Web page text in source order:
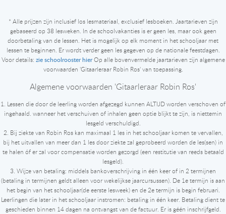
* Alle prijzen zijn inclusief los lesmateriaal, exclusief lesboeken. Jaartarieven zijn
gebaseerd op 38 lesweken. In de schoolvakanties is er geen les, maar ook geen
doorbetaling van de lessen. Het is mogelijk op elk moment in het schooljaar met
lessen te beginnen. Er wordt verder geen les gegeven op de nationale feestdagen.
Voor details: zie schoolrooster hierOp alle bovenvermelde jaartarieven zijn algemene
voorwaarden 'Gitaarleraar Robin Ros' van toepassing.
Algemene voorwaarden 'Gitaarleraar Robin Ros'
1. Lessen die door de leerling worden afgezegd kunnen ALTIJD worden verschoven of
ingehaald. wanneer het verschuiven of inhalen geen optie blijkt te zijn, is niettemin
lesgeld verschuldigd.
2. Bij ziekte van Robin Ros kan maximaal 1 les in het schooljaar komen te vervallen,
bij het uitvallen van meer dan 1 les door ziekte zal geprobeerd worden de les(sen) in
te halen óf er zal voor compensatie worden gezorgd (een restitutie van reeds betaald
lesgeld).
3. Wijze van betaling: middels bankoverschrijving in één keer of in 2 termijnen
(betaling in termijnen geldt alleen voor wekelijkse jaarcursussen). De 1e termijn is aan
het begin van het schooljaar(de eerste lesweek) en de 2e termijn is begin februari.
Leerlingen die later in het schooljaar instromen: betaling in één keer. Betaling dient te
geschieden binnen 14 dagen na ontvangst van de factuur. Er is géén inschrijfgeld.